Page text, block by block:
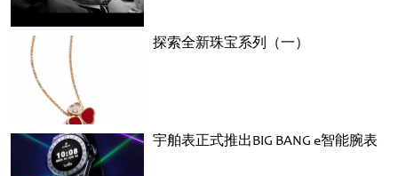
探索全新珠宝系列（一）
宇舶表正式推出BIG BANG e智能腕表